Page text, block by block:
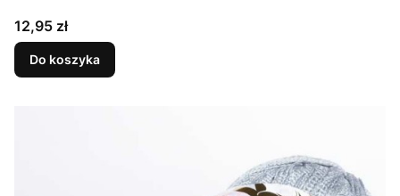
Cena
12,95 zł
Do koszyka